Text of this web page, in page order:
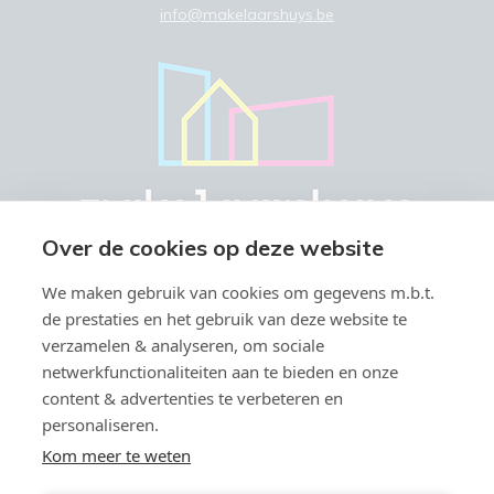
info@makelaarshuys.be
Ondernemingsnummer BTW-BE 0766.579.221
Toezichthoudende autoriteit: Beroepsinstituut van
Onderworpen aan dedeontologische code van het BIV
Over de cookies op deze website
We maken gebruik van cookies om gegevens m.b.t.
de prestaties en het gebruik van deze website te
verzamelen & analyseren, om sociale
netwerkfunctionaliteiten aan te bieden en onze
content & advertenties te verbeteren en
personaliseren.
Kom meer te weten